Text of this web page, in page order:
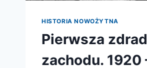
HISTORIA NOWOŻYTNA
Pierwsza
zachodu. 1920